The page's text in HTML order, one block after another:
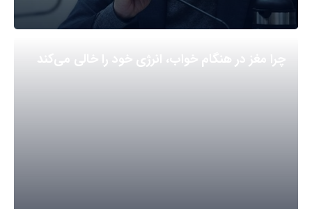
چرا مغز در هنگام خواب، انرژی خود را خالی می‌کند